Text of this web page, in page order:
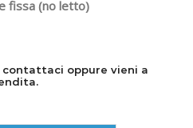
fissa (no letto)
oppure vieni a